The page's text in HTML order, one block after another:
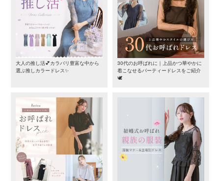
大人の推し活💕カラバリ豊富な中から
選ぶ推しカラードレス✨
30代のお呼ばれに｜上品かつ華やかに
着こなせるパーティードレスをご紹介
🕊️